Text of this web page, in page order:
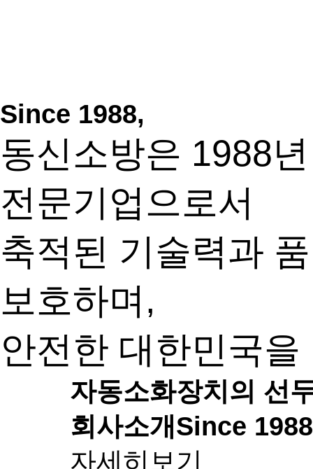
Since 1988,
동신소방은 1988
전문기업으로서
축적된 기술력과
보호하며,
안전한 대한민국
자동소화장치의 선
회사소개Since
자세히보기